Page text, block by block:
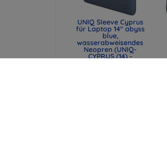
UNIQ Sleeve Cyprus
für Laptop 14" abyss
blue,
wasserabweisendes
Neopren (UNIQ-
CYPRUS (14) -